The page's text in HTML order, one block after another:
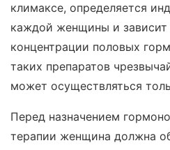
климаксе, определяется
каждой женщины и зависит
концентрации половых
таких препаратов
может осуществляться
Перед назначением
терапии женщина должна